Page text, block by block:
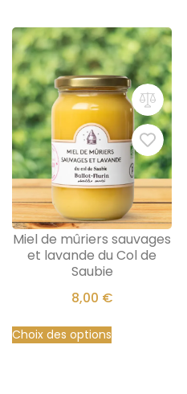
Miel de mûriers sauvages
et lavande du Col de
Saubie
8,00 €
Choix des options